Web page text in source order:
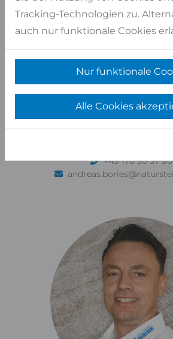
Andreas
+49 170 30 37
Tracking-Technologien zu.
auch nur funktionale Cookies
Nur funktionale
Alle Cookies